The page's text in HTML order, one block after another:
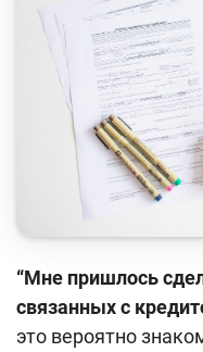
Финансовый
Денежно-
Финансовая
Права
Учебные
Проекты
“Мне пришлось
связанных с
это вероятно